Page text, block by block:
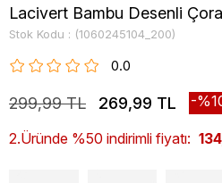
Lacivert Bambu Desenli
Stok Kodu (1060245104_200)
0.0
299,99 TL 269,99 TL
2.Üründe %50 indirimli fiyatı: